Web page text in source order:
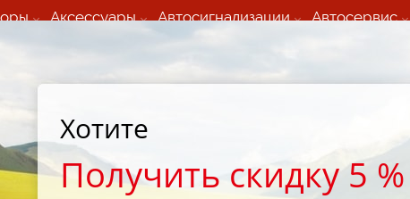
Аксессуары Автосигнализации Автосервис
шиномонтаж 24/7
Хотите
Получить скидку 5 %